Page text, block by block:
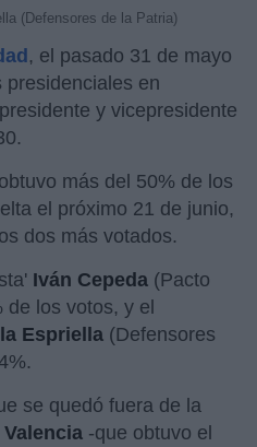
(Defensores de la Patria)
, el pasado 31 de mayo
presidenciales en
y vicepresidente
más del 50% de los
el próximo 21 de junio,
dos más votados.
Iván Cepeda (Pacto
de los votos, y el
Espriella (Defensores
se quedó fuera de la
-que obtuvo el